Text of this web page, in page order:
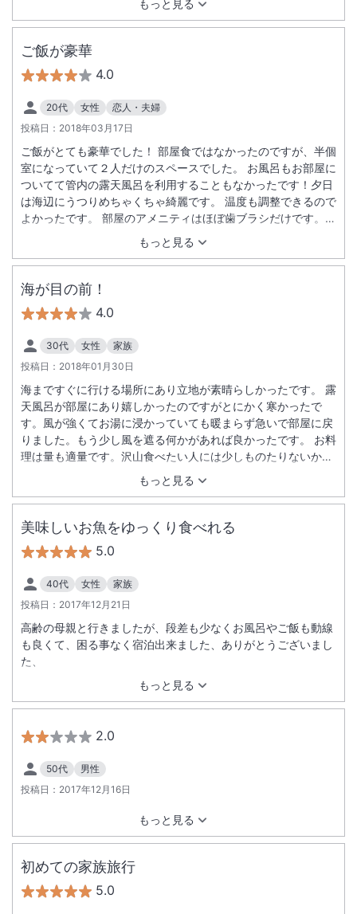
もっと見る
ご飯が豪華
4.0
20代 女性
恋人・夫婦
投稿日： 2018年03月17日
もっと見る
ご飯がとても豪華でした！ 部屋食ではなかったのですが、半個
室になっていて２人だけのスペースでした。 お風呂もお部屋に
ついてて管内の露天風呂を利用することもなかったです！夕日
は海辺にうつりめちゃくちゃ綺麗です。 温度も調整できるので
よかったです。 部屋のアメニティはほぼ歯ブラシだけです。
近くにコンビニはなく、旅館に行く前に買っていくべきです。
海が目の前！
4.0
30代 女性
家族
投稿日： 2018年01月30日
もっと見る
海まですぐに行ける場所にあり立地が素晴らしかったです。 露
天風呂が部屋にあり嬉しかったのですがとにかく寒かったで
す。風が強くてお湯に浸かっていても暖まらず急いで部屋に戻
りました。もう少し風を遮る何かがあれば良かったです。 お料
理は量も適量です。沢山食べたい人には少しものたりないかも
しれませんが、、、。海の幸をおいしくいただきました☆
美味しいお魚をゆっくり食べれる
5.0
40代 女性
家族
投稿日： 2017年12月21日
もっと見る
高齢の母親と行きましたが、段差も少なくお風呂やご飯も動線
も良くて、困る事なく宿泊出来ました、ありがとうございまし
た、
2.0
50代
男性
投稿日： 2017年12月16日
もっと見る
初めての家族旅行
5.0